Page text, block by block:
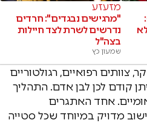
מזעזע
"מרגישים נבגדים": חרדים
נדרשים לשרת לצד חיילות
בצה"ל
שמעון כץ
רפואיים, רגולטוריים
קודם לכן לבן אדם. התהליך
אחד האתגרים
מדויק במיוחד שכל סטייה